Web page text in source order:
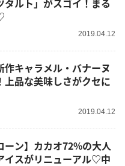
タルト」がスゴイ！まる
2019.04.12
作キャラメル・バナーヌ
上品な美味しさがクセに
2019.04.12
ーン】カカオ72%の大人
イスがリニューアル♡中